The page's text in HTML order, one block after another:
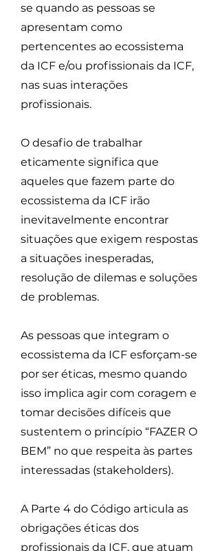
se quando as pessoas se
apresentam como
pertencentes ao ecossistema
da ICF e/ou profissionais da ICF,
nas suas interações
profissionais.
O desafio de trabalhar
eticamente significa que
aqueles que fazem parte do
ecossistema da ICF irão
inevitavelmente encontrar
situações que exigem respostas
a situações inesperadas,
resolução de dilemas e soluções
de problemas.
As pessoas que integram o
ecossistema da ICF esforçam-se
por ser éticas, mesmo quando
isso implica agir com coragem e
tomar decisões difíceis que
sustentem o princípio “FAZER O
BEM” no que respeita às partes
interessadas (stakeholders).
A Parte 4 do Código articula as
obrigações éticas dos
profissionais da ICF, que atuam